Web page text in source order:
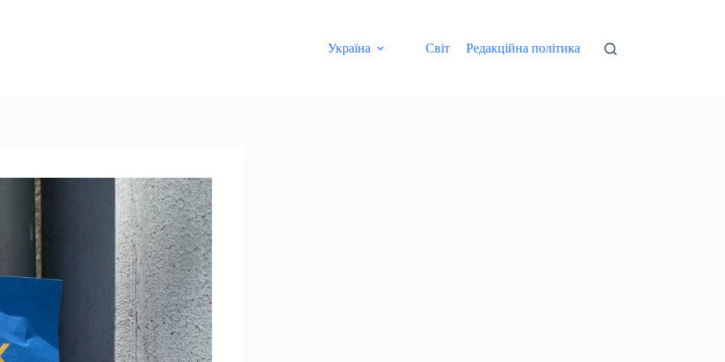
Україна
Світ Редакційна політика